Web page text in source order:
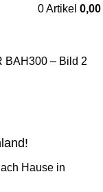
0Artikel 0,00
Hause in